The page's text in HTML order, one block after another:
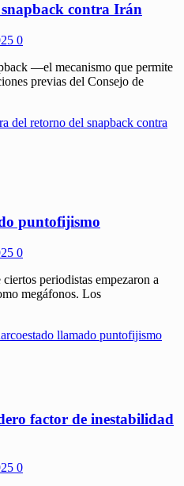
contra Irán
0
—el mecanismo que permite
previas del Consejo de
del retorno del snapback contra
puntofijismo
0
periodistas empezaron a
megáfonos. Los
llamado puntofijismo
factor de inestabilidad
0